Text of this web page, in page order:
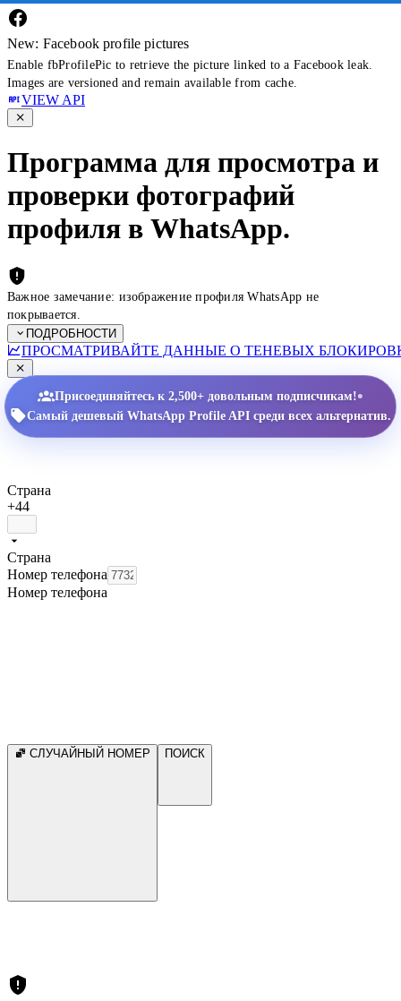
New: Facebook profile pictures
Enable fbProfilePic to retrieve the picture linked to a Facebook leak.
Images are versioned and remain available from cache.
VIEW API
Программа для просмотра и
проверки фотографий
профиля в WhatsApp.
Важное замечание: изображение профиля WhatsApp не
покрывается.
ПОДРОБНОСТИ
ПРОСМАТРИВАЙТЕ ДАННЫЕ О ТЕНЕВЫХ
Присоединяйтесь к 2,500+ довольным подписчикам!•
Самый дешевый WhatsApp Profile API среди всех альтернатив.
Страна
+44
Страна
Номер телефона
Номер телефона
СЛУЧАЙНЫЙ НОМЕР ПОИСК